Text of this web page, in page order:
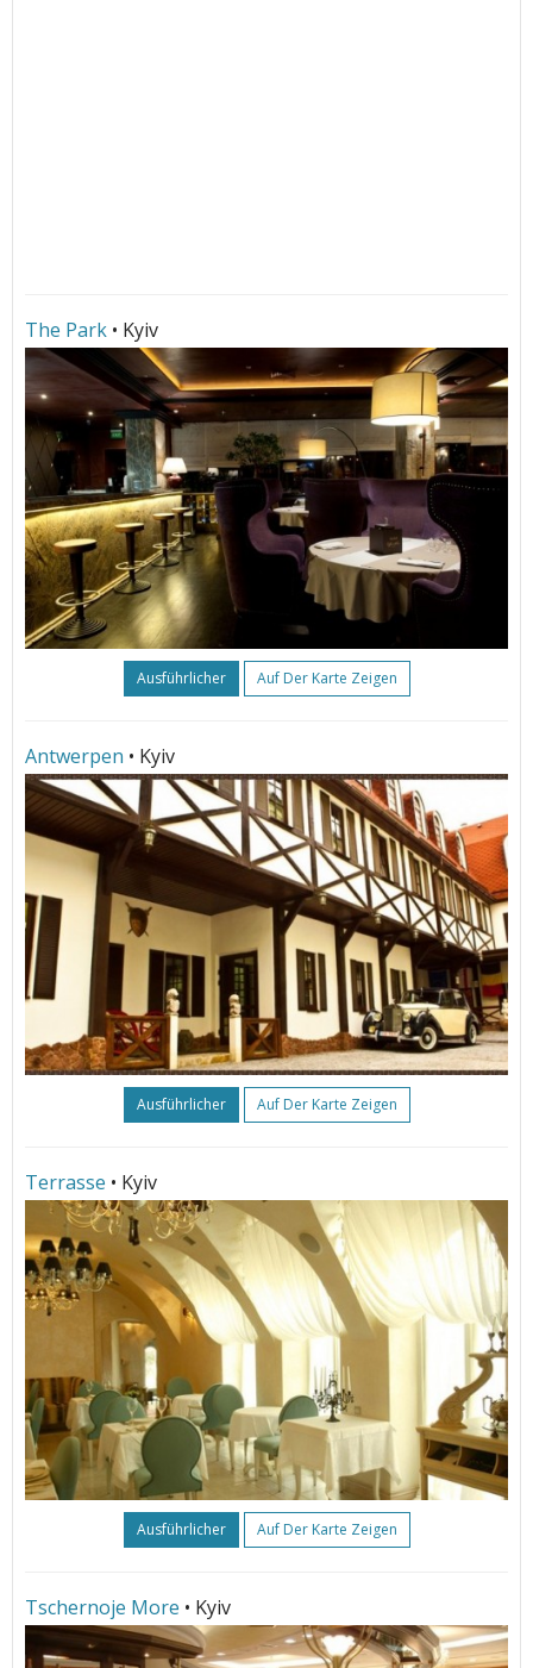
The Park • Kyiv
Ausführlicher Auf Der Karte Zeigen
Antwerpen • Kyiv
Ausführlicher Auf Der Karte Zeigen
Terrasse • Kyiv
Ausführlicher Auf Der Karte Zeigen
Tschernoje More • Kyiv